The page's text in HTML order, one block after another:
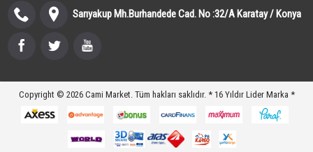
Sarıyakup Mh.Burhandede Cad. No :32/A Karatay / Konya
Copyright © 2026 Cami Market. Tüm hakları saklıdır. * 16 Yıldır Lider Marka *